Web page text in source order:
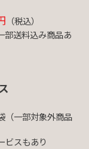
（税込）
部送料込み商品あ
（一部対象外商品
ビスもあり